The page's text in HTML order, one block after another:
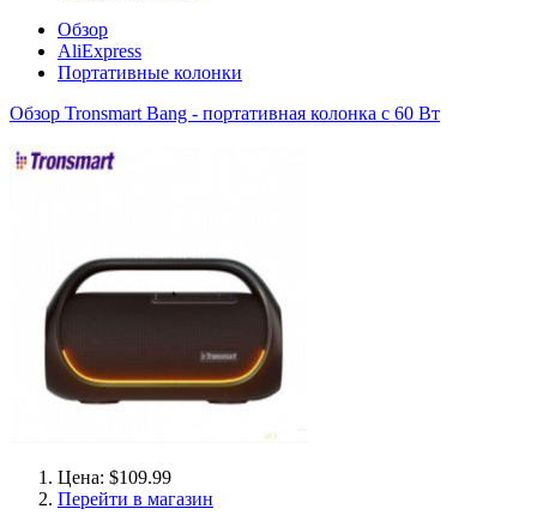
Обзор
AliExpress
Портативные колонки
Обзор Tronsmart Bang - портативная колонка с 60 Вт
Цена: $109.99
Перейти в магазин